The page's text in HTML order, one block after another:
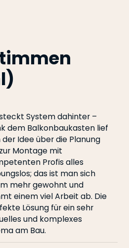
System dahinter –
dem Balkonbaukasten lief
der Idee über die Planung
Montage mit
Profis alles
das ist man sich
mehr gewohnt und
einem viel Arbeit ab. Die
Lösung für ein sehr
und komplexes
am Bau.